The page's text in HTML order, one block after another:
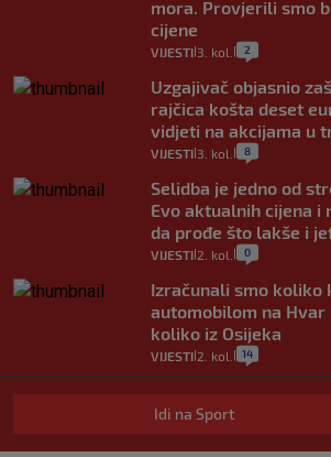
mora. Provjerili smo
cijene
VIJESTI 3. kol. 2
Uzgajivač objasnio
rajčica košta deset
vidjeti na akcijama u
VIJESTI 3. kol. 8
Selidba je jedno od
Evo aktualnih cijena i
da prođe što lakše i
VIJESTI 2. kol. 0
Izračunali smo koliko
automobilom na Hvar
koliko iz Osijeka
VIJESTI 2. kol. 14
"Kći je otišla na
zdravstvenu
pacijenata izvan
Idi na Sport